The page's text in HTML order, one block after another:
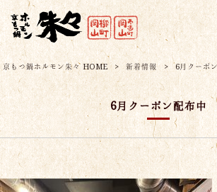
京もつ鍋ホルモン朱々 HOME > 新着情報 > 6月クーポ
6月クーポン配布中